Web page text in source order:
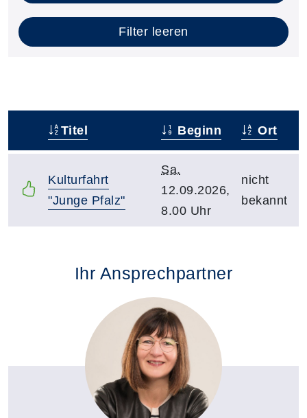
Filter leeren
Titel Beginn Ort
Kulturfahrt
"Junge Pfalz"
Sa.
12.09.2026,
8.00 Uhr
nicht
bekannt
Ihr Ansprechpartner